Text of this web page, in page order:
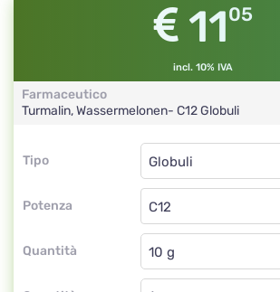
1105
incl. 10% IVA
Farmaceutico
Turmalin, Wassermelonen- C12Globuli
Tipo
Tipo
Potenza
Globuli
C12
Quantità
Globuli